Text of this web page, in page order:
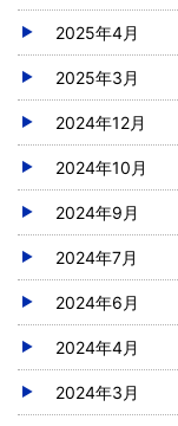
2025年4月
2025年3月
2024年12月
2024年10月
2024年9月
2024年7月
2024年6月
2024年4月
2024年3月